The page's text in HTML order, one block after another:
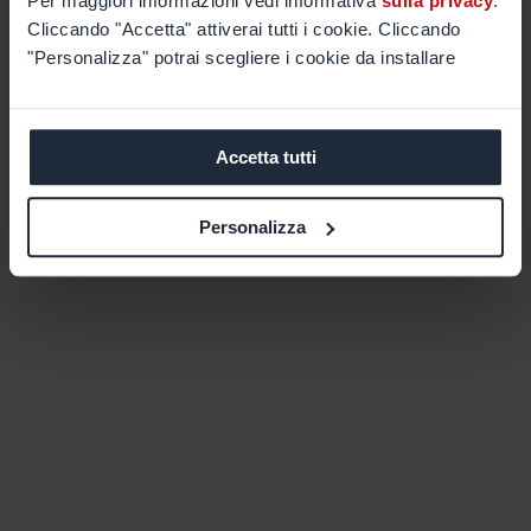
Cliccando "Accetta" attiverai tutti i cookie. Cliccando
"Personalizza" potrai scegliere i cookie da installare
Accetta tutti
Personalizza